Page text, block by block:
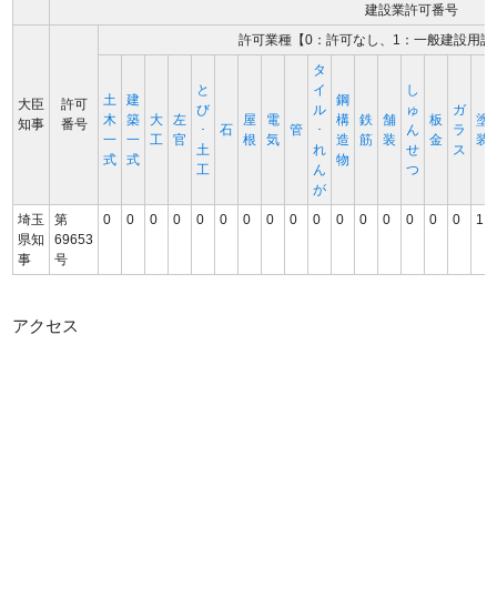
建設業許可番号
大臣
知事
許可
番号
許可業種【0：許可なし、1：一般建設用
土
木
一
式
建
築
一
式
大
工
左
官
と
び
･
土
工
石
屋
根
電
気
管
タ
イ
ル
･
れ
ん
が
鋼
構
造
物
鉄
筋
舗
装
し
ゅ
ん
せ
つ
板
金
ガ
ラ
ス
塗
装
埼玉
県知
事
第
69653
号
0 0 0 0 0 0 0 0 0 0 0 0 0 0 0 0 1
アクセス